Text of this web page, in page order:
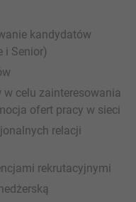
kandydatów
i Senior)
celu zainteresowania
ofert pracy w sieci
relacji
rekrutacyjnymi